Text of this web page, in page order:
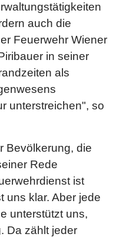
auch die
Feuerwehr Wiener
in seiner
als
unterstreichen", so
Bevölkerung, die
Rede
ist
uns klar. Aber jede
unterstützt uns,
Da zählt jeder